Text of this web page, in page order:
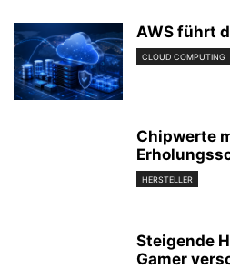
AWS führt
CLOUD COMPUTING
Chipwerte
HERSTELLER
Steigende
Gamer